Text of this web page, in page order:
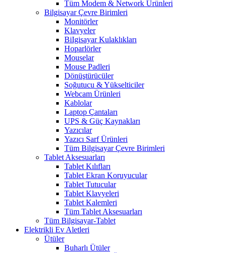
Tüm Modem & Network Ürünleri
Bilgisayar Çevre Birimleri
Monitörler
Klavyeler
BiIgisayar Kulaklıkları
Hoparlörler
Mouselar
Mouse Padleri
Dönüştürücüler
Soğutucu & Yükselticiler
Webcam Ürünleri
Kablolar
Laptop Çantaları
UPS & Güç Kaynakları
Yazıcılar
Yazıcı Sarf Ürünleri
Tüm Bilgisayar Çevre Birimleri
Tablet Aksesuarları
Tablet Kılıfları
Tablet Ekran Koruyucular
Tablet Tutucular
Tablet Klavyeleri
Tablet Kalemleri
Tüm Tablet Aksesuarları
Tüm Bilgisayar-Tablet
Elektrikli Ev Aletleri
Ütüler
Buharlı Ütüler